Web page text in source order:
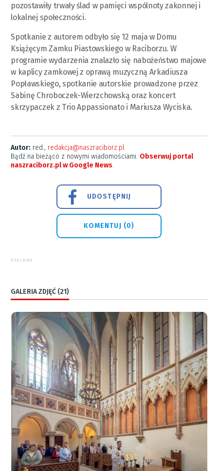
pozostawiły trwały ślad w pamięci wspólnoty zakonnej i
lokalnej społeczności.
Spotkanie z autorem odbyło się 12 maja w Domu
Książęcym Zamku Piastowskiego w Raciborzu. W
programie wydarzenia znalazło się nabożeństwo majowe
w kaplicy zamkowej z oprawą muzyczną Arkadiusza
Popławskiego, spotkanie autorskie prowadzone przez
Sabinę Chroboczek-Wierzchowską oraz koncert
skrzypaczek z Trio Appassionato i Mariusza Wyciska.
Autor: red., redakcja@naszraciborz.pl
Bądź na bieżąco z nowymi wiadomościami. Obserwuj portal
naszraciborz.pl w Google News.
UDOSTĘPNIJ
KOMENTUJ (0)
REKLAMA
GALERIA ZDJĘĆ (21)